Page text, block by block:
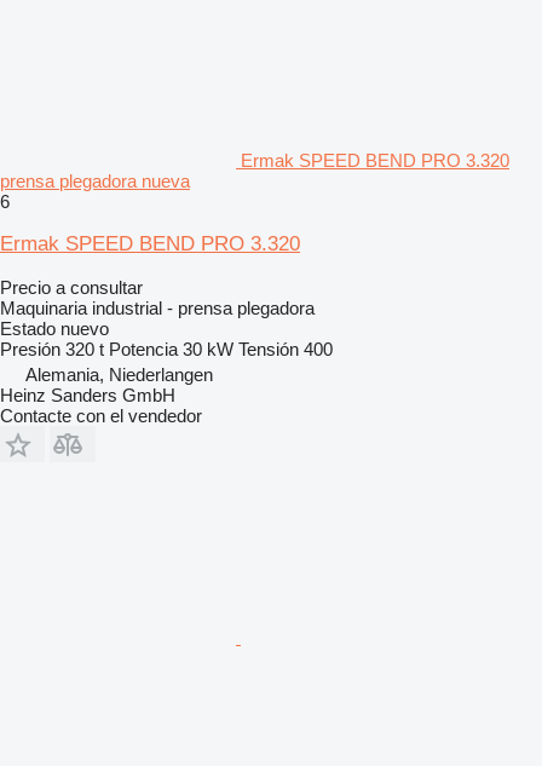
Ermak SPEED BEND PRO 3.320
prensa plegadora nueva
6
Ermak SPEED BEND PRO 3.320
Precio a consultar
Maquinaria industrial - prensa plegadora
Estado nuevo
Presión 320 t Potencia 30 kW Tensión 400
Alemania, Niederlangen
Heinz Sanders GmbH
Contacte con el vendedor